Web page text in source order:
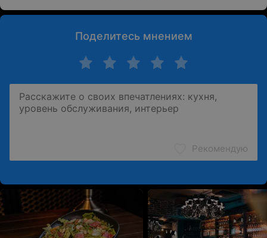
Поделитесь мнением
Рекомендую